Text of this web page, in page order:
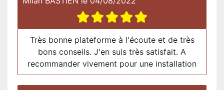
Très bonne plateforme à l'écoute et de très
bons conseils. J'en suis très satisfait. A
recommander vivement pour une installation